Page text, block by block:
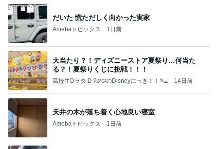
だいた 慌ただしく向かった実家
Amebaトピックス 1日前
大当たり？！ディズニーストア夏祭り…何当た
る？！夏祭りくじに挑戦！！！
高校生Dヲタ Ꭰ-ᎮꭵꭹꭴのDisneyにっき！！✎ܚ 14日前
天井の木が落ち着く心地良い寝室
Amebaトピックス 1日前